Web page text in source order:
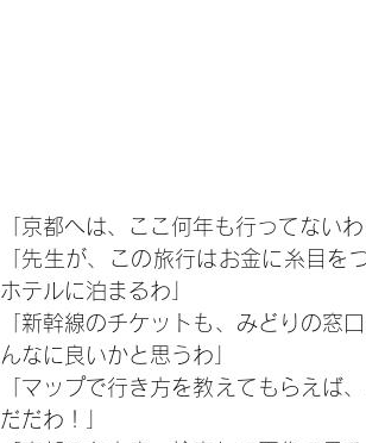
「京都へは、ここ何年も行ってない
「先生が、この旅行はお金に糸目
ホテルに泊まるわ」
「新幹線のチケットも、みどりの窓
んなに良いかと思うわ」
「マップで行き方を教えてもらえば
だだわ！」